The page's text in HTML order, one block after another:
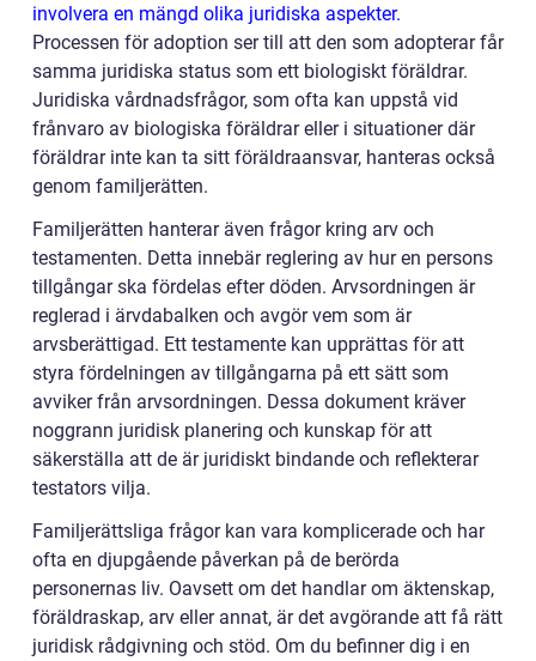
involvera en mängd olika juridiska aspekter.
Processen för adoption ser till att den som adopterar får
samma juridiska status som ett biologiskt föräldrar.
Juridiska vårdnadsfrågor, som ofta kan uppstå vid
frånvaro av biologiska föräldrar eller i situationer där
föräldrar inte kan ta sitt föräldraansvar, hanteras också
genom familjerätten.
Familjerätten hanterar även frågor kring arv och
testamenten. Detta innebär reglering av hur en persons
tillgångar ska fördelas efter döden. Arvsordningen är
reglerad i ärvdabalken och avgör vem som är
arvsberättigad. Ett testamente kan upprättas för att
styra fördelningen av tillgångarna på ett sätt som
avviker från arvsordningen. Dessa dokument kräver
noggrann juridisk planering och kunskap för att
säkerställa att de är juridiskt bindande och reflekterar
testators vilja.
Familjerättsliga frågor kan vara komplicerade och har
ofta en djupgående påverkan på de berörda
personernas liv. Oavsett om det handlar om äktenskap,
föräldraskap, arv eller annat, är det avgörande att få rätt
juridisk rådgivning och stöd. Om du befinner dig i en